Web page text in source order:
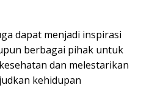
dapat menjadi inspirasi
berbagai pihak untuk
dan melestarikan
kehidupan